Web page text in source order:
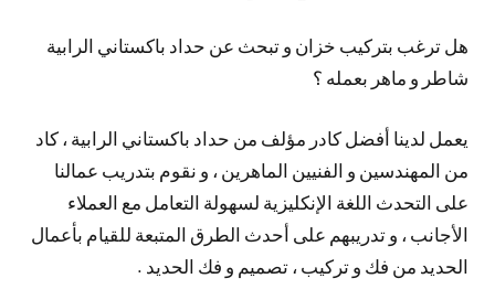
هل ترغب بتركيب خزان و تبحث عن حداد باكستاني الرابية
شاطر و ماهر بعمله ؟
يعمل لدينا أفضل كادر مؤلف من حداد باكستاني الرابية ، كاد
من المهندسين و الفنيين الماهرين ، و نقوم بتدريب عمالنا
على التحدث اللغة الإنكليزية لسهولة التعامل مع العملاء
الأجانب ، و تدريبهم على أحدث الطرق المتبعة للقيام بأعمال
الحديد من فك و تركيب ، تصميم و فك الحديد .